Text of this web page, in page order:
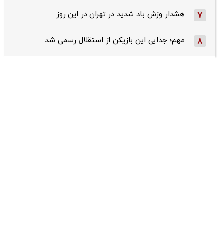
7 هشدار وزش باد شدید در تهران در این روز
8 مهم؛ جدایی این بازیکن از استقلال رسمی شد